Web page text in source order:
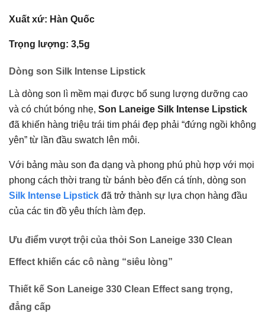
Xuất xứ: Hàn Quốc
Trọng lượng: 3,5g
Dòng son Silk Intense Lipstick
Là dòng son lì mềm mại được bổ sung lượng dưỡng cao
và có chút bóng nhẹ, Son Laneige Silk Intense Lipstick
đã khiến hàng triệu trái tim phái đẹp phải “đứng ngồi không
yên” từ lần đầu swatch lên môi.
Với bảng màu son đa dạng và phong phú phù hợp với mọi
phong cách thời trang từ bánh bèo đến cá tính, dòng son
Silk Intense Lipstick đã trở thành sự lựa chọn hàng đầu
của các tin đồ yêu thích làm đẹp.
Ưu điểm vượt trội của thỏi Son Laneige 330 Clean
Effect khiến các cô nàng “siêu lòng”
Thiết kế Son Laneige 330 Clean Effect sang trọng,
đẳng cấp